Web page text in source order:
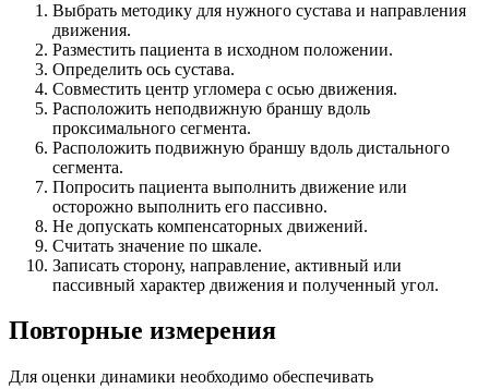
Выбрать методику для нужного сустава и направления
движения.
Разместить пациента в исходном положении.
Определить ось сустава.
Совместить центр угломера с осью движения.
Расположить неподвижную браншу вдоль
проксимального сегмента.
Расположить подвижную браншу вдоль дистального
сегмента.
Попросить пациента выполнить движение или
осторожно выполнить его пассивно.
Не допускать компенсаторных движений.
Считать значение по шкале.
Записать сторону, направление, активный или
пассивный характер движения и полученный угол.
Повторные измерения
Для оценки динамики необходимо обеспечивать